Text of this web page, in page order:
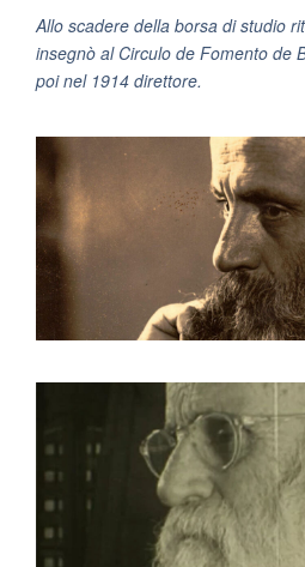
Allo scadere della borsa di studio
insegnò al Circulo de Fomento de
poi nel 1914 direttore.